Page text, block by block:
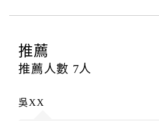
四、訂單異動
提出申辦不得異動訂單。
每筆訂單異動限定
辦理取消退款。
房者應補足差額。（限原訂飯店）
推薦
推薦人數 7人
吳XX